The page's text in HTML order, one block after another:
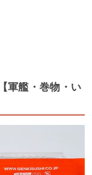
軍艦・巻物・い